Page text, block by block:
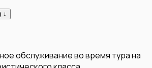
↓
обслуживание во время тура на